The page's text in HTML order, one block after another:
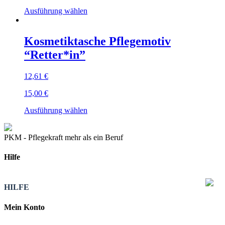
der
werden
Ausführung wählen
mehrere
Varianten
Kosmetiktasche Pflegemotiv
“Retter*in”
12,61 €
15,00 €
Ausführung wählen
mehrere
PKM - Pflegekraft mehr als ein Beruf
Hilfe
HILFE
Mein Konto